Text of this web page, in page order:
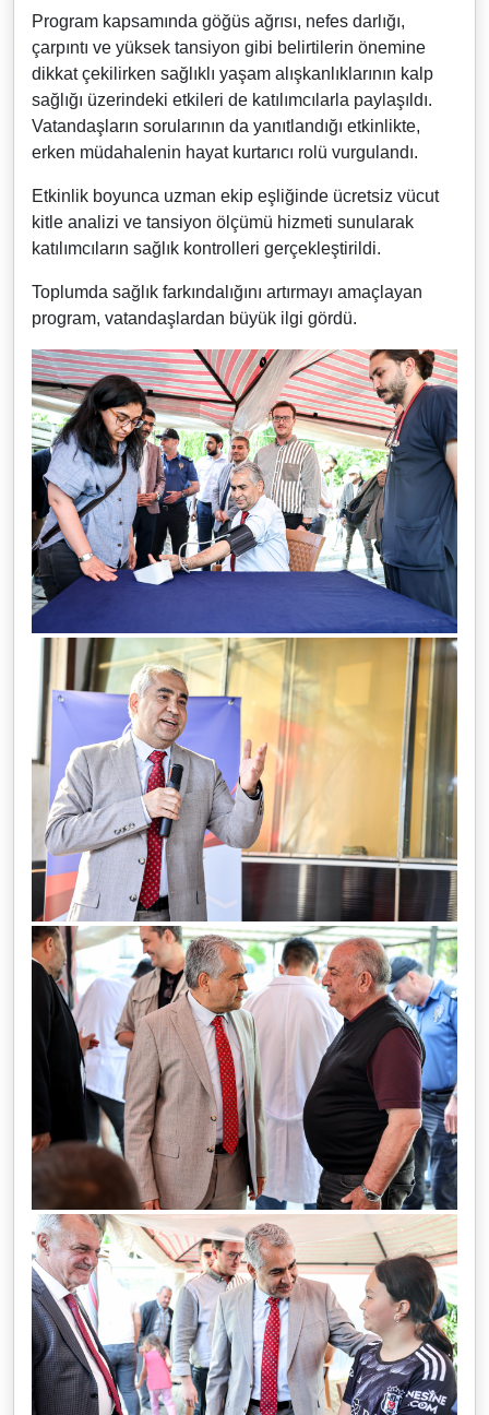
Program kapsamında göğüs ağrısı, nefes darlığı,
çarpıntı ve yüksek tansiyon gibi belirtilerin önemine
dikkat çekilirken sağlıklı yaşam alışkanlıklarının kalp
sağlığı üzerindeki etkileri de katılımcılarla paylaşıldı.
Vatandaşların sorularının da yanıtlandığı etkinlikte,
erken müdahalenin hayat kurtarıcı rolü vurgulandı.
Etkinlik boyunca uzman ekip eşliğinde ücretsiz vücut
kitle analizi ve tansiyon ölçümü hizmeti sunularak
katılımcıların sağlık kontrolleri gerçekleştirildi.
Toplumda sağlık farkındalığını artırmayı amaçlayan
program, vatandaşlardan büyük ilgi gördü.